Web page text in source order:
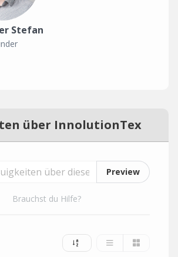
Stefan
über InnolutionTex
Preview
Brauchst du Hilfe?